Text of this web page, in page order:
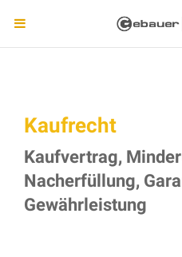
Kaufrecht
Kaufvertrag,
Nacherfüllung,
Gewährleistung